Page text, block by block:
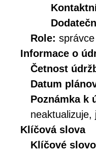
Role: správce
Informace o
Četnost
Datum
Poznámka k
neaktualizuje,
Klíčová slova
Klíčové